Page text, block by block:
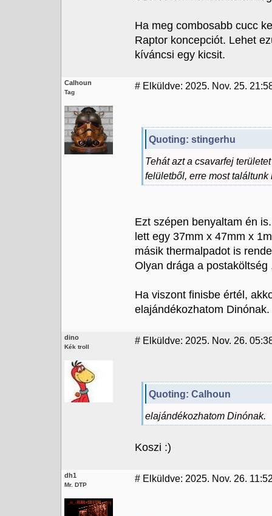
Ha meg combosabb cucc
Raptor koncepciót. Lehet
kíváncsi egy kicsit.
Calhoun
Tag
# Elküldve: 2025. Nov. 25.
Quoting: stingerhu
Tehát azt a csavarfej
felületből, erre most találtunk
Ezt szépen benyaltam én
lett egy 37mm x 47mm x
másik thermalpadot is
Olyan drága a
Ha viszont finisbe értél,
elajándékozhatom
dino
Kék troll
# Elküldve: 2025. Nov. 26.
Quoting: Calhoun
elajándékozhatom Dinónak.
Koszi :)
dh1
Mr. DTP
# Elküldve: 2025. Nov. 26.